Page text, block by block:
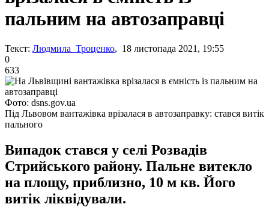
пальним на автозаправці
Текст: Людмила Троценко, 18 листопада 2021, 19:55
0
633
Фото: dsns.gov.ua
Під Львовом вантажівка врізалася в автозаправку: стався витік
пального
Випадок стався у селі Розвадів
Стрийського району. Пальне витекло
на площу, приблизно, 10 м кв. Його
витік ліквідували.